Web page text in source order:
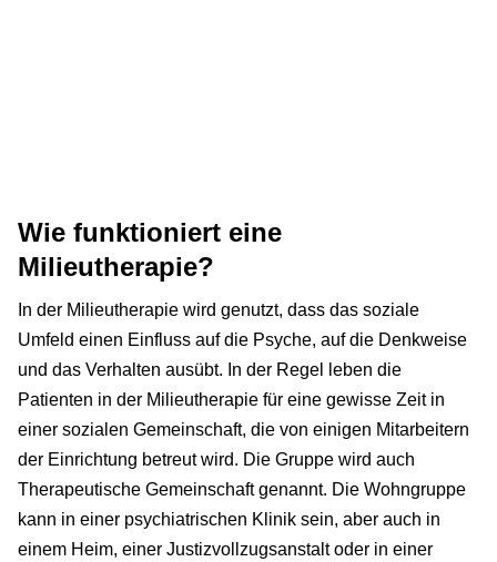
Wie funktioniert eine
Milieutherapie?
In der Milieutherapie wird genutzt, dass das soziale
Umfeld einen Einfluss auf die Psyche, auf die Denkweise
und das Verhalten ausübt. In der Regel leben die
Patienten in der Milieutherapie für eine gewisse Zeit in
einer sozialen Gemeinschaft, die von einigen Mitarbeitern
der Einrichtung betreut wird. Die Gruppe wird auch
Therapeutische Gemeinschaft genannt. Die Wohngruppe
kann in einer psychiatrischen Klinik sein, aber auch in
einem Heim, einer Justizvollzugsanstalt oder in einer